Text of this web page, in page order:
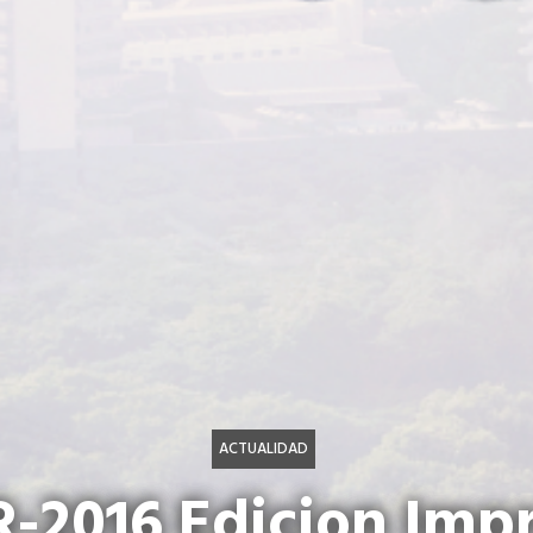
ACTUALIDAD